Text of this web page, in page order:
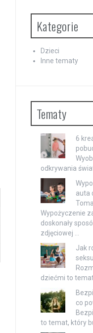
Kategorie
Dzieci
Inne tematy
Tematy
6
odkrywania
auta
Wypożyczenie
doskonały
zdjęciowej …
Jak
dziećmi to
co
to temat, który